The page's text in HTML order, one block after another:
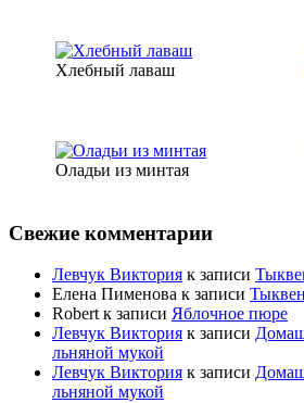
Хлебный лаваш
Оладьи из минтая
Свежие комментарии
Левчук Виктория к записи
Елена Пименова к записи
Robert к записи Яблочное пюре
Левчук Виктория к записи
льняной мукой
Левчук Виктория к записи
льняной мукой